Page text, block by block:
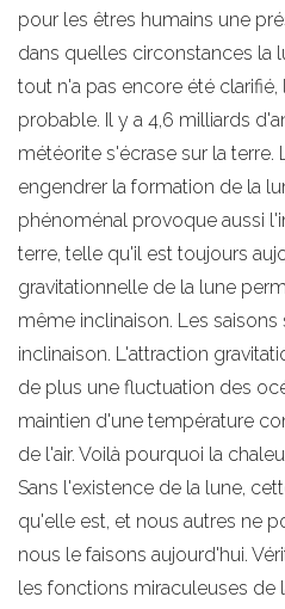
pour les êtres humains une
dans quelles circonstances la
tout n'a pas encore été
probable. Il y a 4,6 milliards
météorite s'écrase sur la terre.
engendrer la formation de la
phénoménal provoque aussi
terre, telle qu'il est toujours
gravitationnelle de la lune
même inclinaison. Les
inclinaison. L'attraction
de plus une fluctuation des
maintien d'une température
de l'air. Voilà pourquoi la
Sans l'existence de la lune,
qu'elle est, et nous autres ne
nous le faisons aujourd'hui.
les fonctions miraculeuses de